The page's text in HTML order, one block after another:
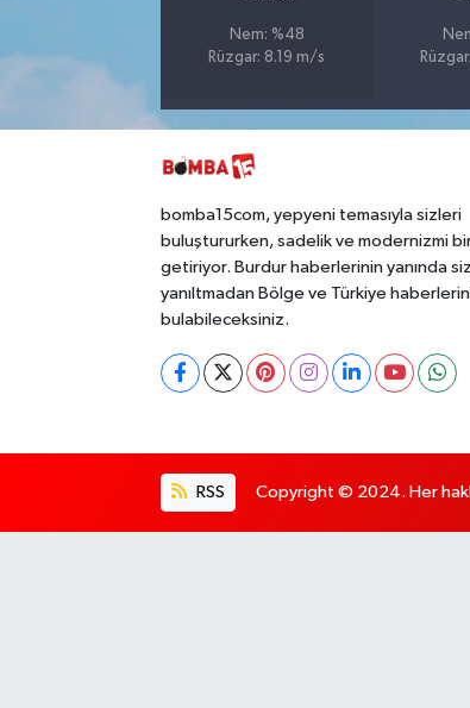
Nem: %48
Rüzgar: 8.19 m/s
bomba15com, yepyeni temasıyla sizleri
buluştururken, sadelik ve modernizmi
getiriyor. Burdur haberlerinin yanında
yanıltmadan Bölge ve Türkiye
bulabileceksiniz.
RSS Copyright © 2024. Her